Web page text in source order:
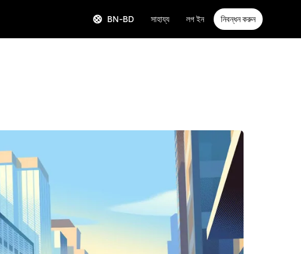
BN-BD সাহায্য লগ ইন নিবন্ধন করুন